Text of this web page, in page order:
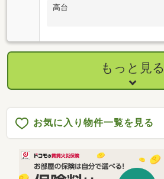
高台
もっと見る
お気に入り物件一覧を見る